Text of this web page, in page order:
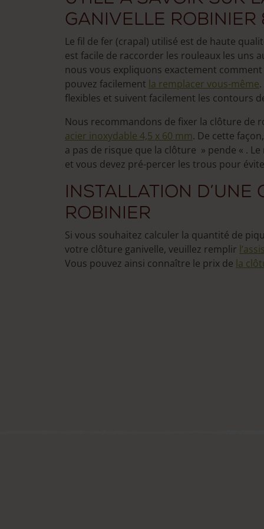
ganivelle robinier
Le fil de fer (crapal) utilisé est de haute
est facile de raccorder les rouleaux les uns
nous vous expliquons exactement
pouvez facilement la remplacer vous-même
flexibles et suivent facilement les contours
Nous recommandons de fixer la clôture de
acier inoxydable 4,5 x 60 mm. De cette
a pas de risque que la clôture » pende « .
et vous devez pré-percer les trous pour
Installation d’une
robinier
Si vous souhaitez calculer la quantité de
votre clôture ganivelle, veuillez remplir
Vous pouvez ainsi connaître le prix de la